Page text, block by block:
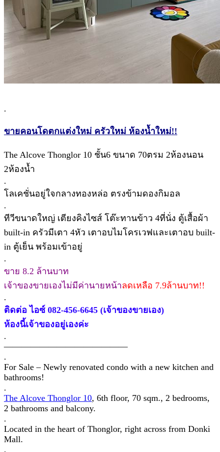
.
ขายคอนโดตกแต่งใหม่ ครัวใหม่ ห้องน้ำใหม่!!
The Alcove Thonglor 10 ชั้น6 ขนาด 70ตรม 2ห้องนอน
2ห้องน้ำ
.
โลเคชั่นอยู่ใจกลางทองหล่อ ตรงข้ามดองกิมอล
.
ทีวีขนาดใหญ่ เตียงคิงไซส์ โต๊ะทานข้าว 4ที่นั่ง ตู้เสื้อผ้า
built-in ครัวมีเตา 4หัว เตาอบไมโครเวฟและเตาอบ built-
in ตู้เย็น พร้อมเข้าอยู่
.
ขาย 8.2 ล้านบาท
เจ้าของขายเองไม่มีค่านายหน้าลดเหลือ 7.9ล้านบาท!!
.
ติดต่อ ไอซ์ 082-456-6645 (เจ้าของขายเอง)
ห้องนี้เจ้าของอยู่เองค่ะ
.
——————————————
.
For Sale – Newly renovated condo with a new kitchen and
bathrooms!
.
The Alcove Thonglor 10, 6th floor, 70 sqm., 2 bedrooms,
2 bathrooms and balcony.
.
Located in the heart of Thonglor, right across from Donki
Mall.
.